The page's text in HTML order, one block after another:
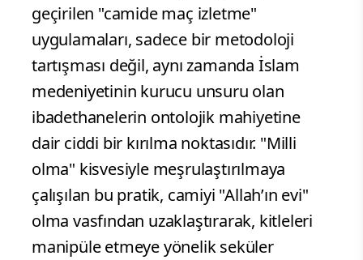
geçirilen "camide maç izletme"
uygulamaları, sadece bir metodoloji
tartışması değil, aynı zamanda İslam
medeniyetinin kurucu unsuru olan
ibadethanelerin ontolojik mahiyetine
dair ciddi bir kırılma noktasıdır. "Milli
olma" kisvesiyle meşrulaştırılmaya
çalışılan bu pratik, camiyi "Allah’ın evi"
olma vasfından uzaklaştırarak, kitleleri
manipüle etmeye yönelik seküler